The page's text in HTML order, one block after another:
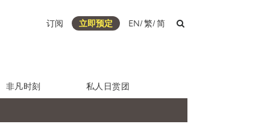
订阅 立即预定 EN/繁/简
非凡时刻 私人日赏团